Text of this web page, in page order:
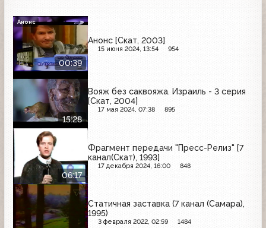
00:39
Анонс [Скат, 2003]
15 июня 2024, 13:54 954
Анонс
15:28
Вояж без саквояжа. Израиль - 3 серия
[Скат, 2004]
17 мая 2024, 07:38 895
06:17
Фрагмент передачи "Пресс-Релиз" [7
канал(Скат), 1993]
17 декабря 2024, 16:00 848
Статичная заставка (7 канал (Самара),
1995)
3 февраля 2022, 02:59 1484